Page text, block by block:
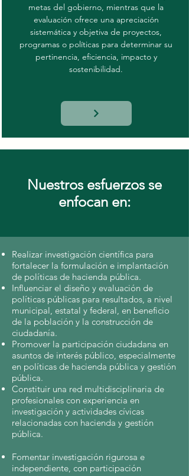
metas del gobierno, mientras que la
evaluación ofrece una apreciación
sistemática y objetiva de proyectos,
programas o políticas para determinar su
pertinencia, eficiencia, impacto y
sostenibilidad.
Nuestros esfuerzos se
enfocan en:
Realizar investigación científica para
fortalecer la formulación e implantación
de políticas de hacienda pública.
Influenciar el diseño y evaluación de
políticas públicas para resultados, a nivel
municipal, estatal y federal, en beneficio
de la población y la construcción de
ciudadanía.
Promover la participación ciudadana en
asuntos de interés público, especialmente
en políticas de hacienda pública y gestión
pública.
Constituir una red multidisciplinaria de
profesionales con experiencia en
investigación y actividades cívicas
relacionadas con hacienda y gestión
pública.
Fomentar investigación rigurosa e
independiente, con participación